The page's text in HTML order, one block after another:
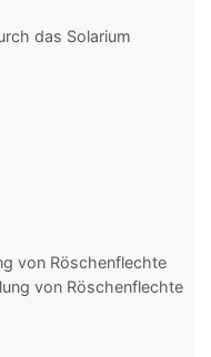
das Solarium
von Röschenflechte
von Röschenflechte